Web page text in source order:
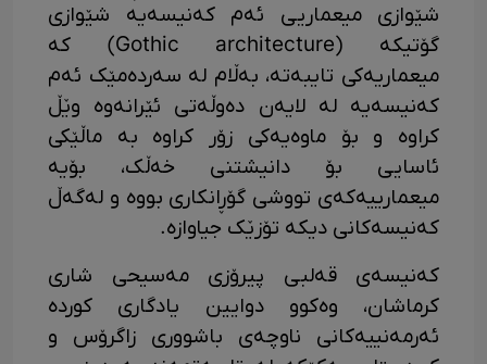
شێوازی میعماریی ئەم کەنیسەیە شێوازی
گۆتیکە (Gothic architecture) کە
میعماریەکی تایبەتە، بەڵام لە سەردەمێک ئەم
کەنیسەیە لە لایەن دەوڵەتی ئێرانەوە وێڵ
کراوە و بۆ ماوەیەکی زۆر کراوە بە ماڵێکی
ئاسایی بۆ دانیشتنی خەڵک، بۆیە
میعمارییەکەی تووشی گۆڕانکاری بووە و لەگەڵ
کەنیسەکانی دیکە تۆزێک جیاوازە.
کەنیسەی قەلبی پیرۆزی مەسیحی شاری
کرماشان، وەکوو دوایین یادگاری کوردە
ئەرمەنییەکانی ناوچەی باشووری زاگرۆس و